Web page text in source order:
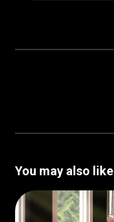
You may also like